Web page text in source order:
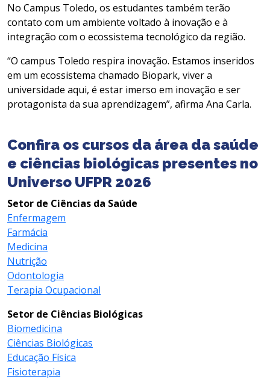
No Campus Toledo, os estudantes também terão
contato com um ambiente voltado à inovação e à
integração com o ecossistema tecnológico da região.
“O campus Toledo respira inovação. Estamos inseridos
em um ecossistema chamado Biopark, viver a
universidade aqui, é estar imerso em inovação e ser
protagonista da sua aprendizagem”, afirma Ana Carla.
Confira os cursos da área da saúde
e ciências biológicas presentes no
Universo UFPR 2026
Setor de Ciências da Saúde
Enfermagem
Farmácia
Medicina
Nutrição
Odontologia
Terapia Ocupacional
Setor de Ciências Biológicas
Biomedicina
Ciências Biológicas
Educação Física
Fisioterapia